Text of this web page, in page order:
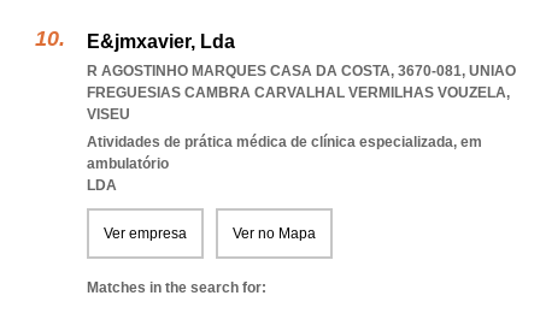
E&jmxavier, Lda
R AGOSTINHO MARQUES CASA DA COSTA, 3670-081, UNIAO
FREGUESIAS CAMBRA CARVALHAL VERMILHAS VOUZELA,
VISEU
Atividades de prática médica de clínica especializada, em
ambulatório
LDA
Ver empresa Ver no Mapa
Matches in the search for: